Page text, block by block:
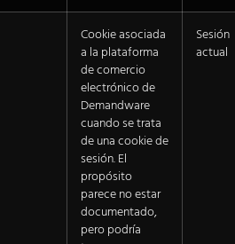
Cookie asociada
a la plataforma
de comercio
electrónico de
Demandware
cuando se trata
de una cookie de
sesión. El
propósito
parece no estar
documentado,
pero podría
Sesión
actual